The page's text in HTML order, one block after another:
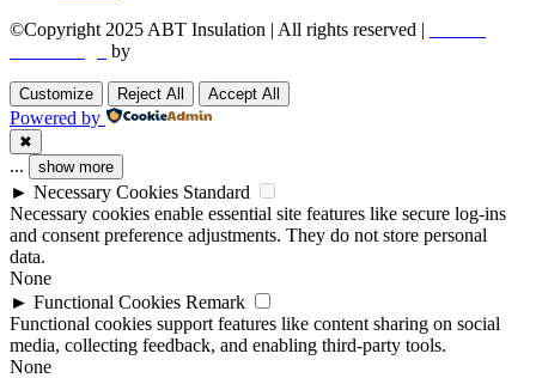
©Copyright 2025 ABT Insulation | All rights reserved |
by
Customize Reject All Accept All
Powered by
✖
... show more
► Necessary Cookies Standard
Necessary cookies enable essential site features like secure log-ins
and consent preference adjustments. They do not store personal
data.
None
► Functional Cookies Remark
Functional cookies support features like content sharing on social
media, collecting feedback, and enabling third-party tools.
None